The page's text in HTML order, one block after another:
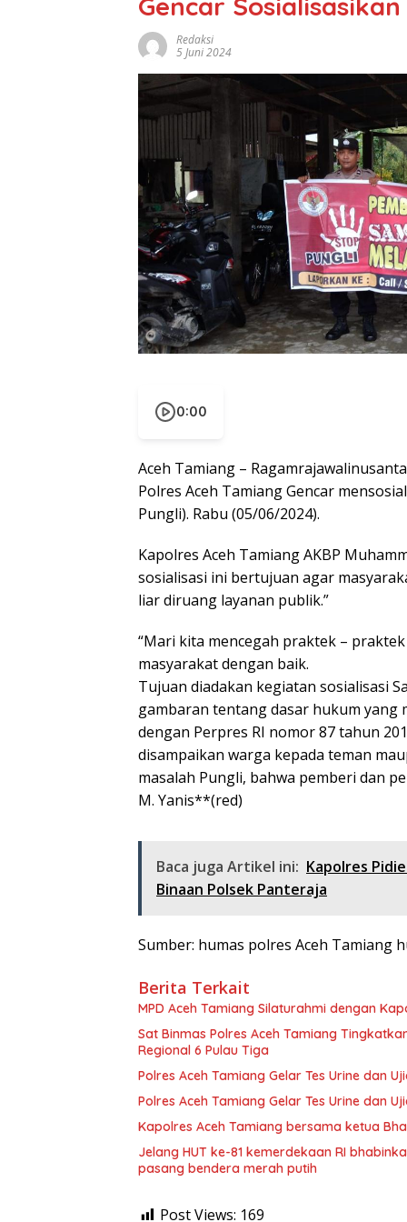
Redaksi
5 Juni 2024
0:00
Aceh Tamiang –
Polres Aceh Tamiang Gencar
Pungli). Rabu (05/06/2024).
Kapolres Aceh Tamiang AKBP
sosialisasi ini bertujuan agar
liar diruang layanan publik.”
“Mari kita mencegah praktek –
masyarakat dengan baik.
Tujuan diadakan kegiatan sosialisasi
gambaran tentang dasar hukum yang
dengan Perpres RI nomor 87 tahun
disampaikan warga kepada teman
masalah Pungli, bahwa pemberi dan
M. Yanis**(red)
Baca juga Artikel ini: Kapolres
Binaan Polsek Panteraja
Sumber: humas polres Aceh Tamiang
Berita Terkait
MPD Aceh Tamiang Silaturahmi dengan
Sat Binmas Polres Aceh Tamiang
Regional 6 Pulau Tiga
Polres Aceh Tamiang Gelar Tes Urine dan
Polres Aceh Tamiang Gelar Tes Urine dan
Kapolres Aceh Tamiang bersama ketua
Jelang HUT ke-81 kemerdekaan RI
pasang bendera merah putih
Post Views: 169